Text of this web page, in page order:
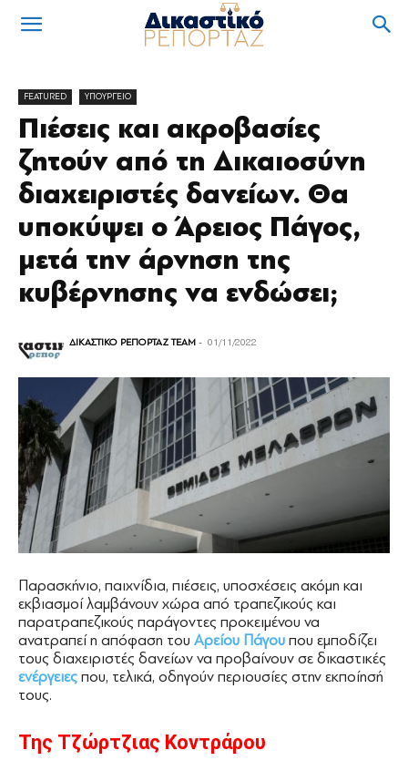
FEATURED ΥΠΟΥΡΓΕΙΟ
Πιέσεις και ακροβασίες
ζητούν από τη Δικαιοσύνη
διαχειριστές δανείων. Θα
υποκύψει ο Άρειος Πάγος,
μετά την άρνηση της
κυβέρνησης να ενδώσει;
ΔΙΚΑΣΤΙΚΟ ΡΕΠΟΡΤΑΖ TEAM - 01/11/2022
Παρασκήνιο, παιχνίδια, πιέσεις, υποσχέσεις ακόμη και
εκβιασμοί λαμβάνουν χώρα από τραπεζικούς και
παρατραπεζικούς παράγοντες προκειμένου να
ανατραπεί η απόφαση του Αρείου Πάγου που εμποδίζει
τους διαχειριστές δανείων να προβαίνουν σε δικαστικές
ενέργειες που, τελικά, οδηγούν περιουσίες στην εκποίησή
τους.
Της Τζώρτζιας Κοντράρου